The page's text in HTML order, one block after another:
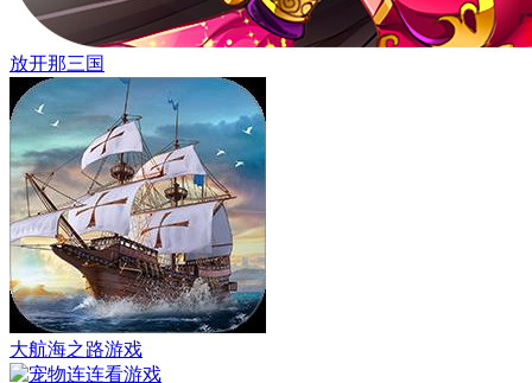
放开那三国
大航海之路游戏